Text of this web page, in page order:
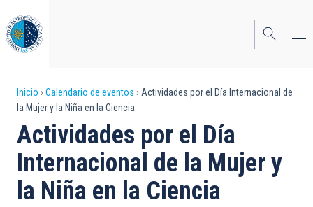
al
contenido
principal
Sobrescribir
enlaces
de
ayuda
a
Inicio Calendario de eventos
Actividades por el Día Internacional de
la Mujer y la Niña en la Ciencia
Actividades por el Día
Internacional de la Mujer y
la Niña en la Ciencia